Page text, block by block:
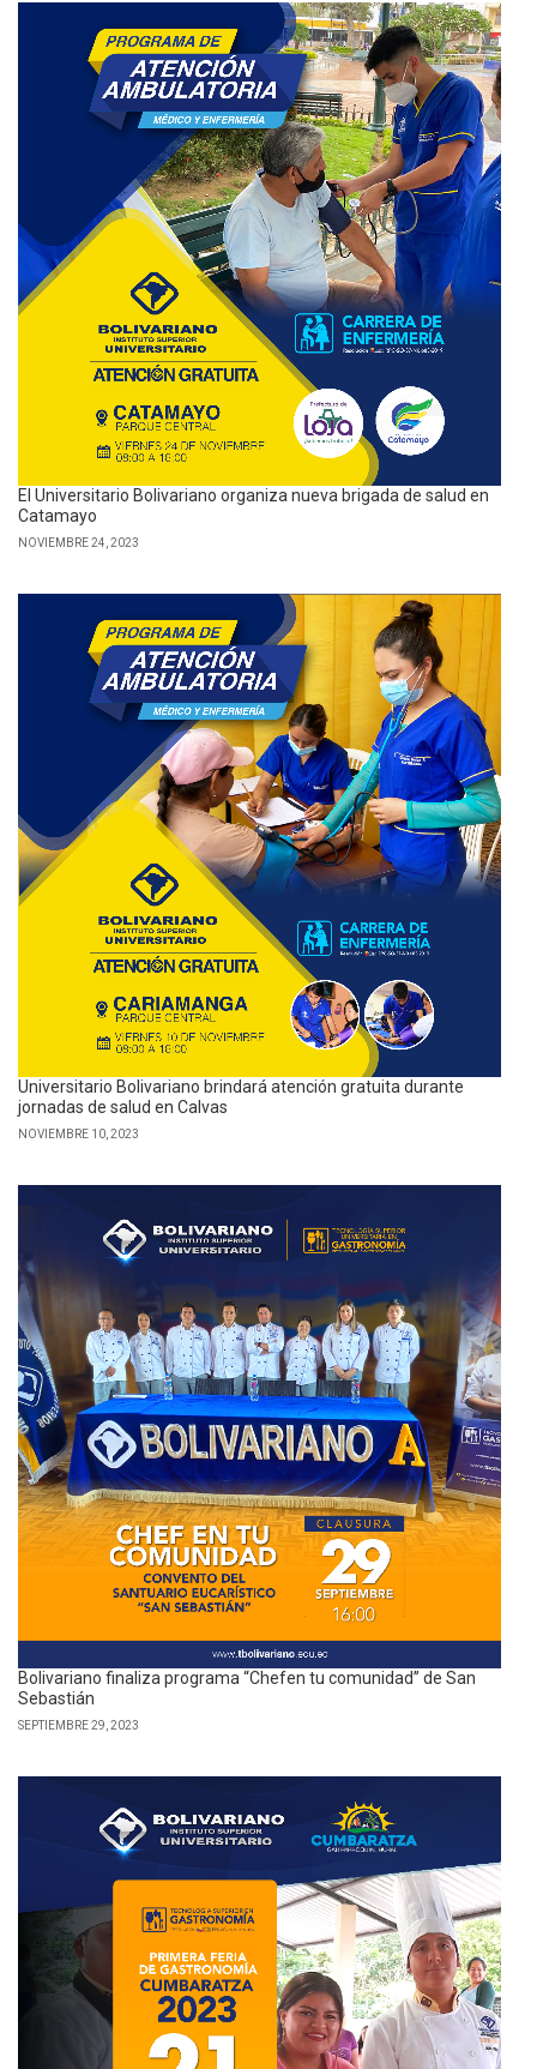
El Universitario Bolivariano organiza nueva brigada de salud en
Catamayo
NOVIEMBRE 24, 2023
Universitario Bolivariano brindará atención gratuita durante
jornadas de salud en Calvas
NOVIEMBRE 10, 2023
Bolivariano finaliza programa “Chefen tu comunidad” de San
Sebastián
SEPTIEMBRE 29, 2023